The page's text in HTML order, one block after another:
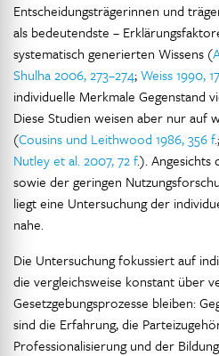
Entscheidungsträgerinnen und
als bedeutendste –
systematisch generierten Wissens (
Shulha 2006, 273–274;Weiss 1990,
individuelle Merkmale Gegenstand
Diese Studien weisen aber nur auf
(Cousins und Leithwood 1986, 356 f.;
Nutley et al. 2007, 72 f.). Angesichts
sowie der geringen
liegt eine Untersuchung der
nahe.
Die Untersuchung fokussiert auf
die vergleichsweise konstant über
Gesetzgebungsprozesse bleiben:
sind die Erfahrung, die
Professionalisierung und der